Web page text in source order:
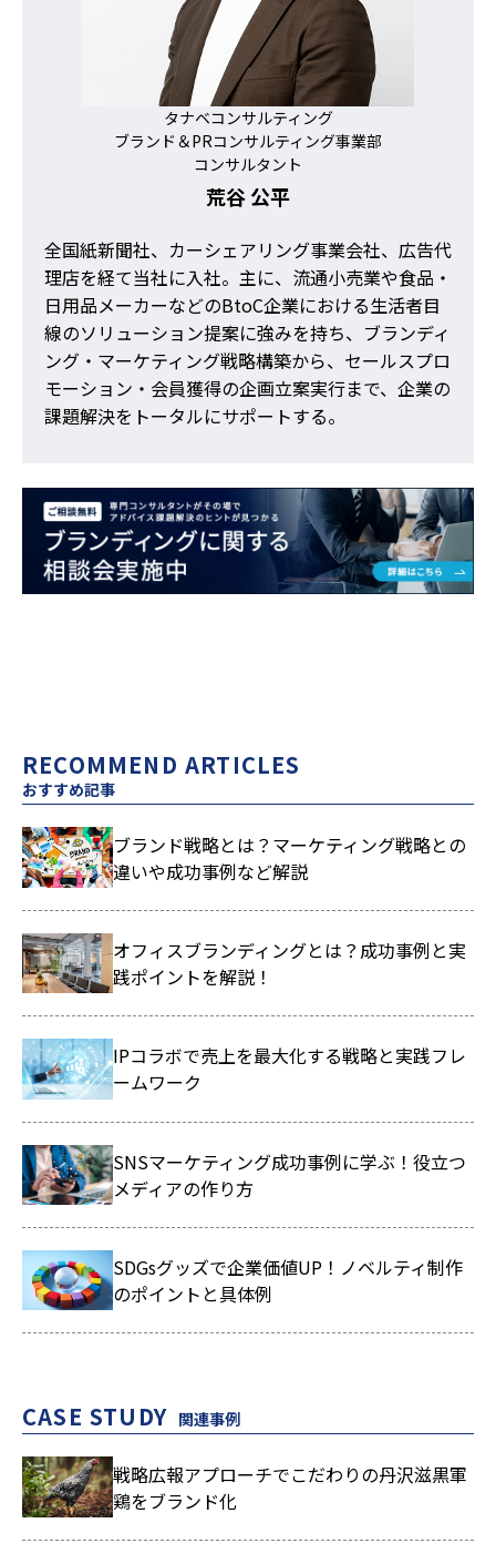
タナベコンサルティング
ブランド＆PRコンサルティング事業部
コンサルタント
荒谷 公平
全国紙新聞社、カーシェアリング事業会社、広告代
理店を経て当社に入社。主に、流通小売業や食品・
日用品メーカーなどのBtoC企業における生活者目
線のソリューション提案に強みを持ち、ブランディ
ング・マーケティング戦略構築から、セールスプロ
モーション・会員獲得の企画立案実行まで、企業の
課題解決をトータルにサポートする。
RECOMMEND ARTICLES
おすすめ記事
ブランド戦略とは？マーケティング戦略との
違いや成功事例など解説
オフィスブランディングとは？成功事例と実
践ポイントを解説！
IPコラボで売上を最大化する戦略と実践フレ
ームワーク
SNSマーケティング成功事例に学ぶ！役立つ
メディアの作り方
SDGsグッズで企業価値UP！ノベルティ制作
のポイントと具体例
CASE STUDY 関連事例
戦略広報アプローチでこだわりの丹沢滋黒軍
鶏をブランド化